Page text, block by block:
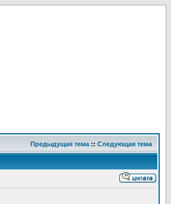
Предыдущая тема :: Следующая тема